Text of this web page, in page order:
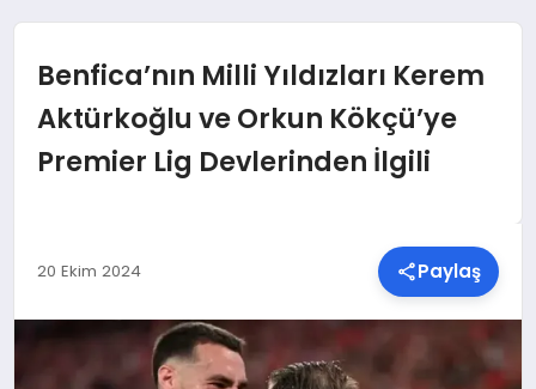
SAĞLIK
TEKNOLOJI
Benfica’nın Milli Yıldızları Kerem
Aktürkoğlu ve Orkun Kökçü’ye
Premier Lig Devlerinden İlgili
20 Ekim 2024 Paylaş